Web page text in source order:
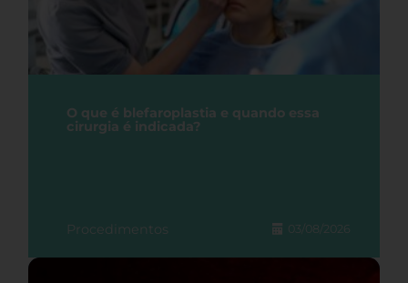
O que é blefaroplastia e quando essa
cirurgia é indicada?
Procedimentos 03/08/2026